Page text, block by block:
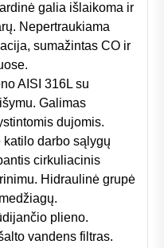
galia išlaikoma ir
Nepertraukiama
sumažintas СО ir
AISI 316L su
Galimas
dujomis.
darbo sąlygų
cirkuliacinis
Hidraulinė grupė
plieno.
vandens filtras.